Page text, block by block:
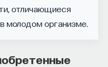
отличающиеся
молодом организме.